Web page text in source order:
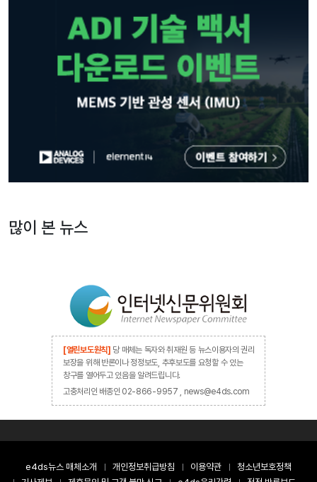
많이 본 뉴스
[열린보도원칙] 당 매체는 독자와 취재원 등 뉴스이용자의 권리
보장을 위해 반론이나 정정보도, 추후보도를 요청할 수 있는
창구를 열어두고 있음을 알려드립니다.
고충처리인 배종인 02-866-9957 , news@e4ds.com
e4ds뉴스 매체소개 개인정보취급방침 이용약관
청소년보호정책